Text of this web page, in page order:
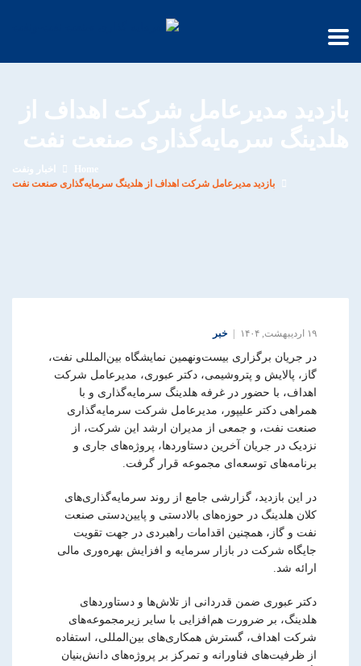
بازدید مدیرعامل شرکت اهداف از
هلدینگ سرمایه‌گذاری صنعت نفت
Home
اخبار ونفت
بازدید مدیرعامل شرکت اهداف از هلدینگ سرمایه‌گذاری صنعت نفت
۱۹ اردیبهشت, ۱۴۰۴ خبر
در جریان برگزاری بیست‌ونهمین نمایشگاه بین‌المللی نفت،
گاز، پالایش و پتروشیمی، دکتر عبوری، مدیرعامل شرکت
اهداف، با حضور در غرفه هلدینگ سرمایه‌گذاری و با
همراهی دکتر علیپور، مدیرعامل شرکت سرمایه‌گذاری
صنعت نفت، و جمعی از مدیران ارشد این شرکت، از
نزدیک در جریان آخرین دستاوردها، پروژه‌های جاری و
برنامه‌های توسعه‌ای مجموعه قرار گرفت.
در این بازدید، گزارشی جامع از روند سرمایه‌گذاری‌های
کلان هلدینگ در حوزه‌های بالادستی و پایین‌دستی صنعت
نفت و گاز، همچنین اقدامات راهبردی در جهت تقویت
جایگاه شرکت در بازار سرمایه و افزایش بهره‌وری مالی
ارائه شد.
دکتر عبوری ضمن قدردانی از تلاش‌ها و دستاوردهای
هلدینگ، بر ضرورت هم‌افزایی با سایر زیرمجموعه‌های
شرکت اهداف، گسترش همکاری‌های بین‌المللی، استفاده
از ظرفیت‌های فناورانه و تمرکز بر پروژه‌های دانش‌بنیان